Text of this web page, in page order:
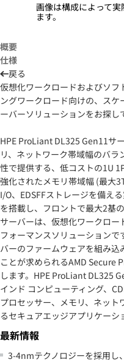
画像は構成によって
ます。
概要
仕様
戻る
仮想化ワークロードおよびソフ
ングワークロード向けの、ス
ーバーソリューションをお探し
HPE ProLiant DL325 Gen11サ
リ、ネットワーク帯域幅のバ
性で提供する、低コストの1U
強化されたメモリ帯域幅 (最大
I/O、EDSFFストレージを備え
を搭載し、フロントで最大2基
サーバーは、仮想化ワークロ
フォーマンスソリューション
バーのファームウェアを組み
ことが求められるAMD Secure
します。HPE ProLiant DL325
インド コンピューティング、
プロセッサー、メモリ、ネッ
るセキュアエッジアプリケーシ
最新情報
3-4nmテクノロジーを採用し